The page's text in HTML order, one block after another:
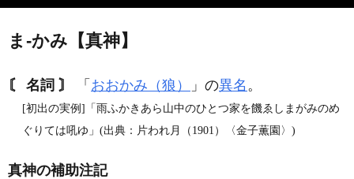
ま‐かみ【真神】
〘 名詞 〙 「 おおかみ（狼） 」の異名 。
[初出の実例]「雨ふかきあら山中のひとつ家を饑ゑしまがみのめ
ぐりては吼ゆ」(出典：片われ月（1901）〈金子薫園〉)
真神の補助注記